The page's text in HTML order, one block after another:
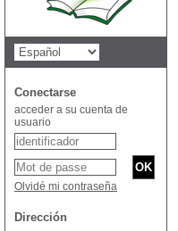
Conectarse
acceder a su cuenta de
usuario
Olvidé mi contraseña
Dirección